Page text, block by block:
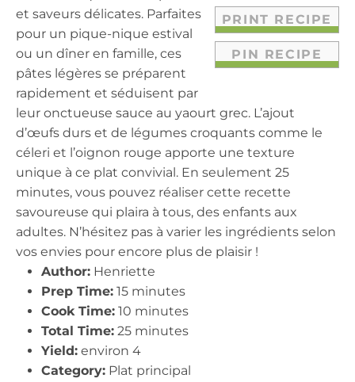
PRINT RECIPE
PIN RECIPE
et saveurs délicates. Parfaites
pour un pique-nique estival
ou un dîner en famille, ces
pâtes légères se préparent
rapidement et séduisent par
leur onctueuse sauce au yaourt grec. L’ajout
d’œufs durs et de légumes croquants comme le
céleri et l’oignon rouge apporte une texture
unique à ce plat convivial. En seulement 25
minutes, vous pouvez réaliser cette recette
savoureuse qui plaira à tous, des enfants aux
adultes. N’hésitez pas à varier les ingrédients selon
vos envies pour encore plus de plaisir !
Author: Henriette
Prep Time: 15 minutes
Cook Time: 10 minutes
Total Time: 25 minutes
Yield: environ 4
Category: Plat principal